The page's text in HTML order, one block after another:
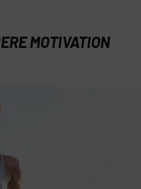
MOTIVATION